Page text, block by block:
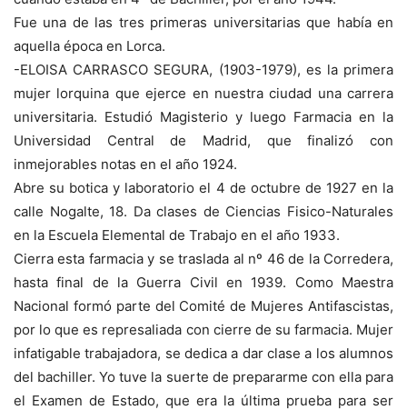
Fue una de las tres primeras universitarias que había en
aquella época en Lorca.
-ELOISA CARRASCO SEGURA, (1903-1979), es la primera
mujer lorquina que ejerce en nuestra ciudad una carrera
universitaria. Estudió Magisterio y luego Farmacia en la
Universidad Central de Madrid, que finalizó con
inmejorables notas en el año 1924.
Abre su botica y laboratorio el 4 de octubre de 1927 en la
calle Nogalte, 18. Da clases de Ciencias Fisico-Naturales
en la Escuela Elemental de Trabajo en el año 1933.
Cierra esta farmacia y se traslada al nº 46 de la Corredera,
hasta final de la Guerra Civil en 1939. Como Maestra
Nacional formó parte del Comité de Mujeres Antifascistas,
por lo que es represaliada con cierre de su farmacia. Mujer
infatigable trabajadora, se dedica a dar clase a los alumnos
del bachiller. Yo tuve la suerte de prepararme con ella para
el Examen de Estado, que era la última prueba para ser